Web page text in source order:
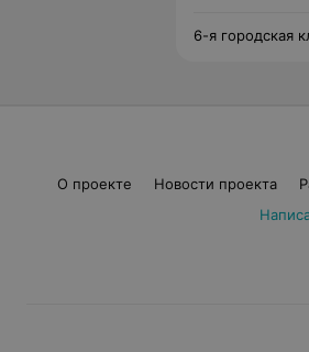
6-я городская
О проекте Новости проекта